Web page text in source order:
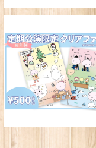
<期間限定販売>【グ
ズ】定期公演限定ク
ファイル第2弾
¥500
SOLD OUT